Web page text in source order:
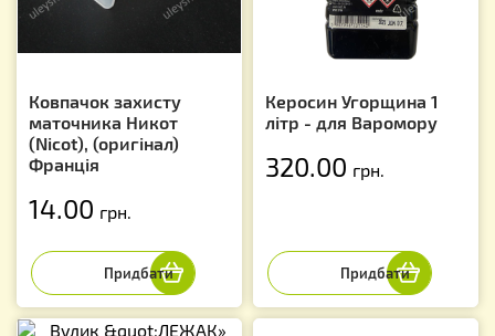
Ковпачок захисту
маточника Никот
(Nicot), (оригінал)
Франція
14.00 грн.
Керосин Угорщина 1
літр - для Варомору
320.00 грн.